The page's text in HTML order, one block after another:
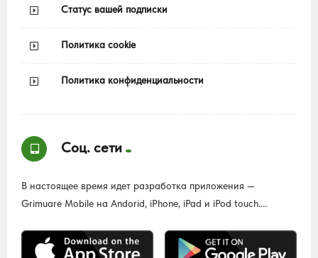
Статус вашей подписки
Политика cookie
Политика конфиденциальности
Соц. сети
В настоящее время идет разработка приложения —
Grimuare Mobile на Andorid, iPhone, iPad и iPod touch....